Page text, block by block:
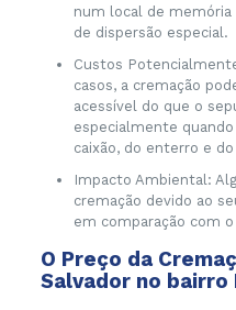
num local de memória
de dispersão especial.
Custos
casos, a cremação
acessível do que o
especialmente
caixão, do enterro e
Impacto Ambiental:
cremação devido ao
em comparação com
O Preço da
Salvador no bairro